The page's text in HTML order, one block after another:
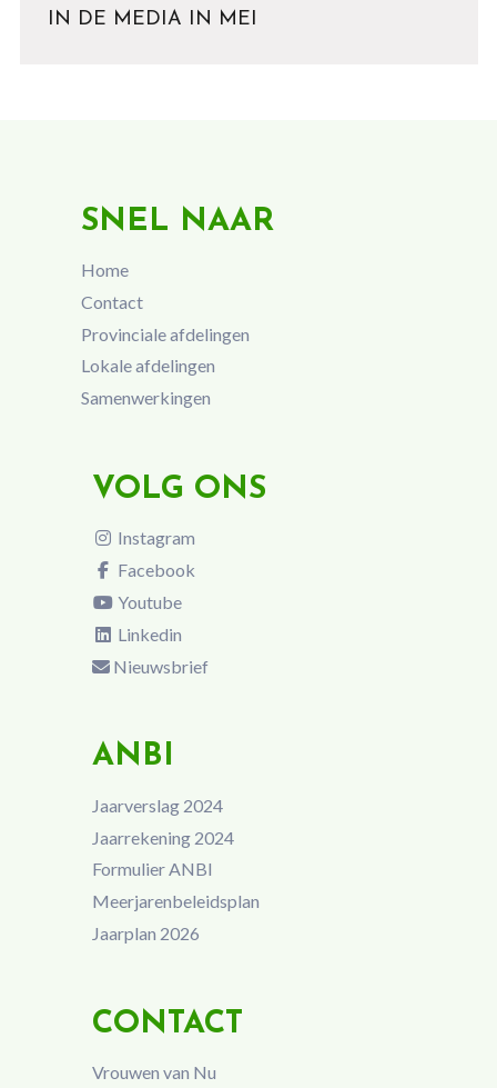
IN DE MEDIA IN MEI
SNEL NAAR
Home
Contact
Provinciale afdelingen
Lokale afdelingen
Samenwerkingen
VOLG ONS
Instagram
Facebook
Youtube
Linkedin
Nieuwsbrief
ANBI
Jaarverslag 2024
Jaarrekening 2024
Formulier ANBI
Meerjarenbeleidsplan
Jaarplan 2026
CONTACT
Vrouwen van Nu